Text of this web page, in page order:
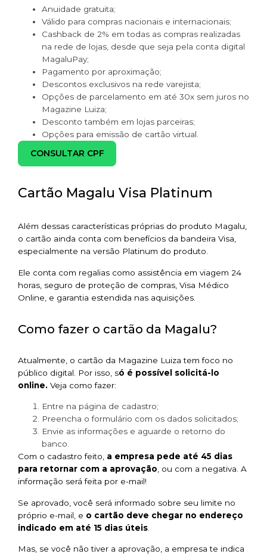
Anuidade gratuita;
Válido para compras nacionais e internacionais;
Cashback de 2% em todas as compras realizadas
na rede de lojas, desde que seja pela conta digital
MagaluPay;
Pagamento por aproximação;
Descontos exclusivos na rede varejista;
Opções de parcelamento em até 30x sem juros no
Magazine Luiza;
Desconto também em lojas parceiras;
Opções para emissão de cartão virtual.
CONSULTAR CPF
Cartão Magalu Visa Platinum
Além dessas características próprias do produto Magalu,
o cartão ainda conta com benefícios da bandeira Visa,
especialmente na versão Platinum do produto.
Ele conta com regalias como assistência em viagem 24
horas, seguro de proteção de compras, Visa Médico
Online, e garantia estendida nas aquisições.
Como fazer o cartão da Magalu?
Atualmente, o cartão da Magazine Luiza tem foco no
público digital. Por isso, só é possível solicitá-lo
online. Veja como fazer:
Entre na página de cadastro;
Preencha o formulário com os dados solicitados;
Envie as informações e aguarde o retorno do
banco.
Com o cadastro feito, a empresa pede até 45 dias
para retornar com a aprovação , ou com a negativa. A
informação será feita por e-mail!
Se aprovado, você será informado sobre seu limite no
próprio e-mail, e o cartão deve chegar no endereço
indicado em até 15 dias úteis
Mas, se você não tiver a aprovação, a empresa te indica